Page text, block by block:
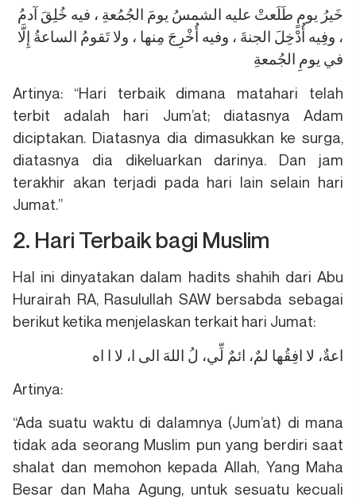
خَيرُ يومٍ طَلَعتْ عليه الشمسُ يومَ الجُمُعةِ ، فيه خُلِقَ آدمُ
، وفِيه أُدْخِلَ الجنةَ ، وفيه أُخْرِجَ مِنها ، ولا تَقومُ الساعةُ إِلَّا
في يومِ الجُمعةِ
Artinya: “Hari terbaik dimana matahari telah
terbit adalah hari Jum’at; diatasnya Adam
diciptakan. Diatasnya dia dimasukkan ke surga,
diatasnya dia dikeluarkan darinya. Dan jam
terakhir akan terjadi pada hari lain selain hari
Jumat.”
2. Hari Terbaik bagi Muslim
Hal ini dinyatakan dalam hadits shahih dari Abu
Hurairah RA, Rasulullah SAW bersabda sebagai
berikut ketika menjelaskan terkait hari Jumat:
اعةٌ، لا افِقُها لمٌ، ائمٌ لِّي، لُ اللهَ الى ا، لا ا اه
Artinya:
“Ada suatu waktu di dalamnya (Jum’at) di mana
tidak ada seorang Muslim pun yang berdiri saat
shalat dan memohon kepada Allah, Yang Maha
Besar dan Maha Agung, untuk sesuatu kecuali